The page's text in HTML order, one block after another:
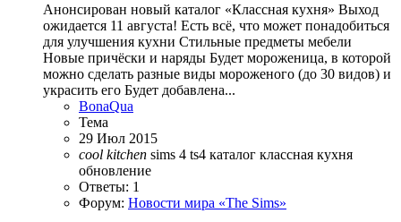
Анонсирован новый каталог «Классная кухня» Выход
ожидается 11 августа! Есть всё, что может понадобиться
для улучшения кухни Стильные предметы мебели
Новые причёски и наряды Будет мороженица, в которой
можно сделать разные виды мороженого (до 30 видов) и
украсить его Будет добавлена...
BonaQua
Тема
29 Июл 2015
cool kitchen sims 4 ts4 каталог классная кухня
обновление
Ответы: 1
Форум: Новости мира «The Sims»